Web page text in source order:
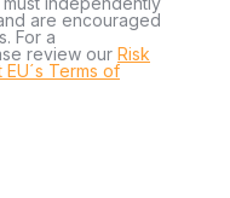
are encouraged
For a
review our Risk
EU´s Terms of